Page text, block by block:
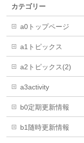
カテゴリー
a0トップページ
a1トピックス
a2トピックス(2)
a3activity
b0定期更新情報
b1随時更新情報